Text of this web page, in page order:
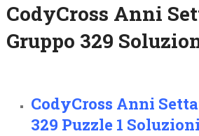
CodyCross Anni
Gruppo 329
CodyCross Anni
329 Puzzle 1 Soluzioni